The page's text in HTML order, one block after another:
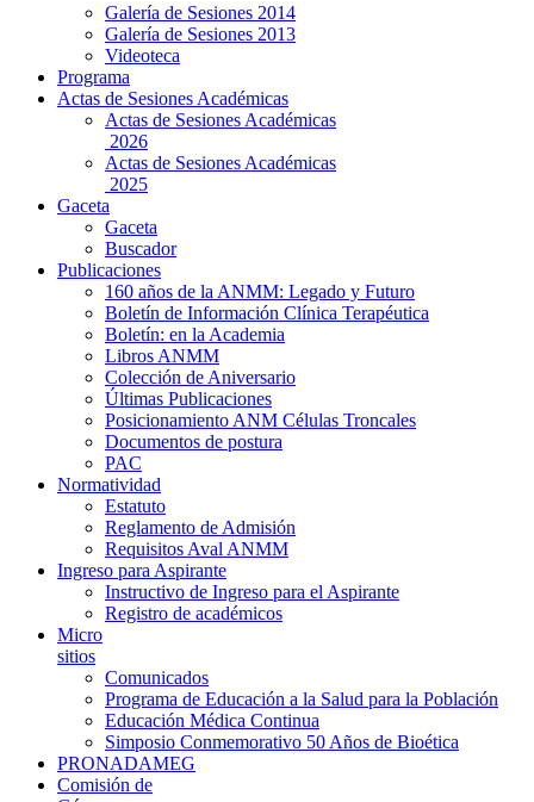
Galería de Sesiones 2014
Galería de Sesiones 2013
Videoteca
Programa
Actas de Sesiones Académicas
Actas de Sesiones Académicas
2026
Actas de Sesiones Académicas
2025
Gaceta
Gaceta
Buscador
Publicaciones
160 años de la ANMM: Legado y Futuro
Boletín de Información Clínica Terapéutica
Boletín: en la Academia
Libros ANMM
Colección de Aniversario
Últimas Publicaciones
Posicionamiento ANM Células Troncales
Documentos de postura
PAC
Normatividad
Estatuto
Reglamento de Admisión
Requisitos Aval ANMM
Ingreso para Aspirante
Instructivo de Ingreso para el Aspirante
Registro de académicos
Micro
sitios
Comunicados
Programa de Educación a la Salud para la Población
Educación Médica Continua
Simposio Conmemorativo 50 Años de Bioética
PRONADAMEG
Comisión de